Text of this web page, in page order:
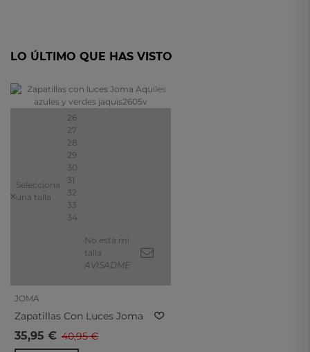
LO ÚLTIMO QUE HAS VISTO
- 10%
Selecciona
una talla
26
27
28
29
30
31
32
33
34
No está mi
talla
AVISADME
JOMA
Zapatillas Con Luces Joma
Aquiles Azules Y Verdes
Jaquis2605v
35,95 € 40,95 €